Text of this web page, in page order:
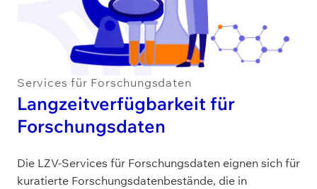
Services für Forschungsdaten
Langzeitverfügbarkeit für
Forschungsdaten
Die LZV-Services für Forschungsdaten eignen sich für
kuratierte Forschungsdatenbestände, die in